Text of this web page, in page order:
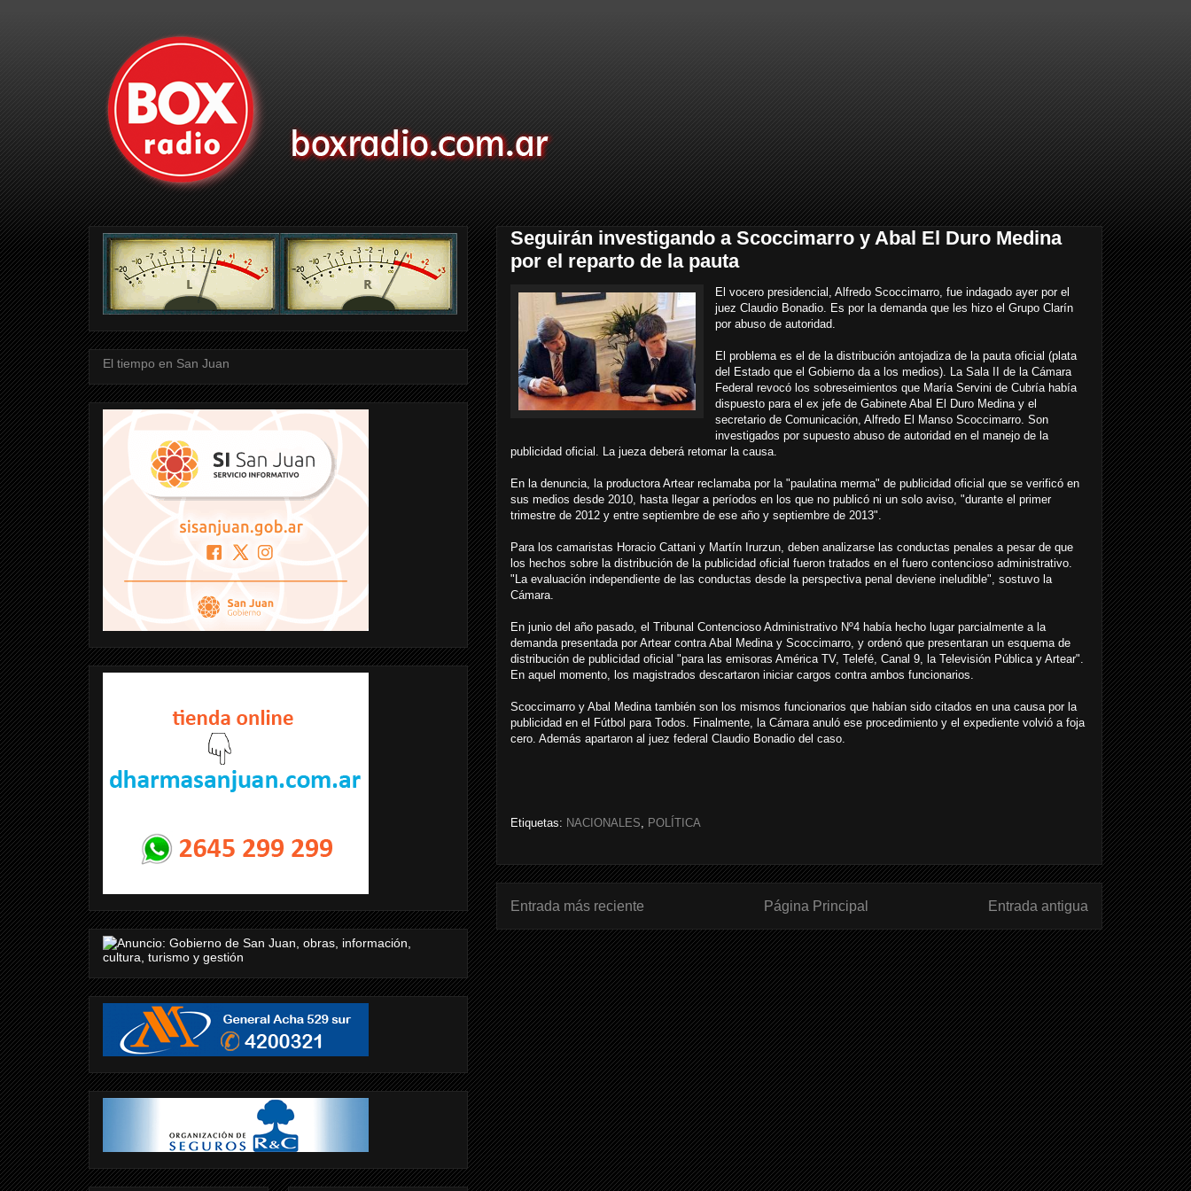
Seguirán investigando a Scoccimarro y Abal El Duro Medina
por el reparto de la pauta
El vocero presidencial, Alfredo Scoccimarro, fue indagado ayer por el
juez Claudio Bonadio. Es por la demanda que les hizo el Grupo Clarín
por abuso de autoridad.
El problema es el de la distribución antojadiza de la pauta oficial (plata
del Estado que el Gobierno da a los medios). La Sala II de la Cámara
Federal revocó los sobreseimientos que María Servini de Cubría había
dispuesto para el ex jefe de Gabinete Abal El Duro Medina y el
secretario de Comunicación, Alfredo El Manso Scoccimarro. Son
investigados por supuesto abuso de autoridad en el manejo de la
publicidad oficial. La jueza deberá retomar la causa.
En la denuncia, la productora Artear reclamaba por la "paulatina merma" de publicidad oficial que se verificó en
sus medios desde 2010, hasta llegar a períodos en los que no publicó ni un solo aviso, "durante el primer
trimestre de 2012 y entre septiembre de ese año y septiembre de 2013".
Para los camaristas Horacio Cattani y Martín Irurzun, deben analizarse las conductas penales a pesar de que
los hechos sobre la distribución de la publicidad oficial fueron tratados en el fuero contencioso administrativo.
"La evaluación independiente de las conductas desde la perspectiva penal deviene ineludible", sostuvo la
Cámara.
En junio del año pasado, el Tribunal Contencioso Administrativo Nº4 había hecho lugar parcialmente a la
demanda presentada por Artear contra Abal Medina y Scoccimarro, y ordenó que presentaran un esquema de
distribución de publicidad oficial "para las emisoras América TV, Telefé, Canal 9, la Televisión Pública y Artear".
En aquel momento, los magistrados descartaron iniciar cargos contra ambos funcionarios.
Scoccimarro y Abal Medina también son los mismos funcionarios que habían sido citados en una causa por la
publicidad en el Fútbol para Todos. Finalmente, la Cámara anuló ese procedimiento y el expediente volvió a foja
cero. Además apartaron al juez federal Claudio Bonadio del caso.
Etiquetas: NACIONALES POLÍTICA
Entrada más reciente Entrada antigua
Página Principal
El tiempo en San Juan